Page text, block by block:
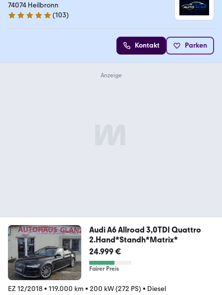
74074 Heilbronn
5 Sterne
(103)
Kontakt Parken
Audi A6 Allroad 3,0TDI Quattro
2.Hand*Standh*Matrix*
24.999 €
Fairer Preis
EZ 12/2018• 119.000 km • 200 kW (272 PS) • Diesel